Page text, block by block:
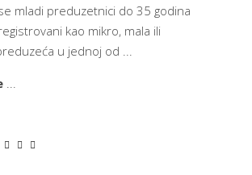
mladi preduzetnici do 35 godina
kao mikro, mala ili
u jednoj od